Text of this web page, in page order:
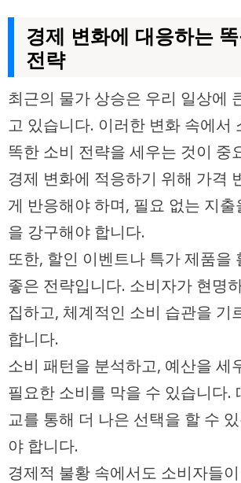
경제 변화에 대응하는
전략
최근의 물가 상승은 우리 일상에
고 있습니다. 이러한 변화 속에서
똑한 소비 전략을 세우는 것이 중
경제 변화에 적응하기 위해 가격
게 반응해야 하며, 필요 없는 지
을 강구해야 합니다.
또한, 할인 이벤트나 특가 제품을
좋은 전략입니다. 소비자가 현명
집하고, 체계적인 소비 습관을 기
합니다.
소비 패턴을 분석하고, 예산을 세
필요한 소비를 막을 수 있습니다.
교를 통해 더 나은 선택을 할 수
야 합니다.
경제적 불황 속에서도 소비자들